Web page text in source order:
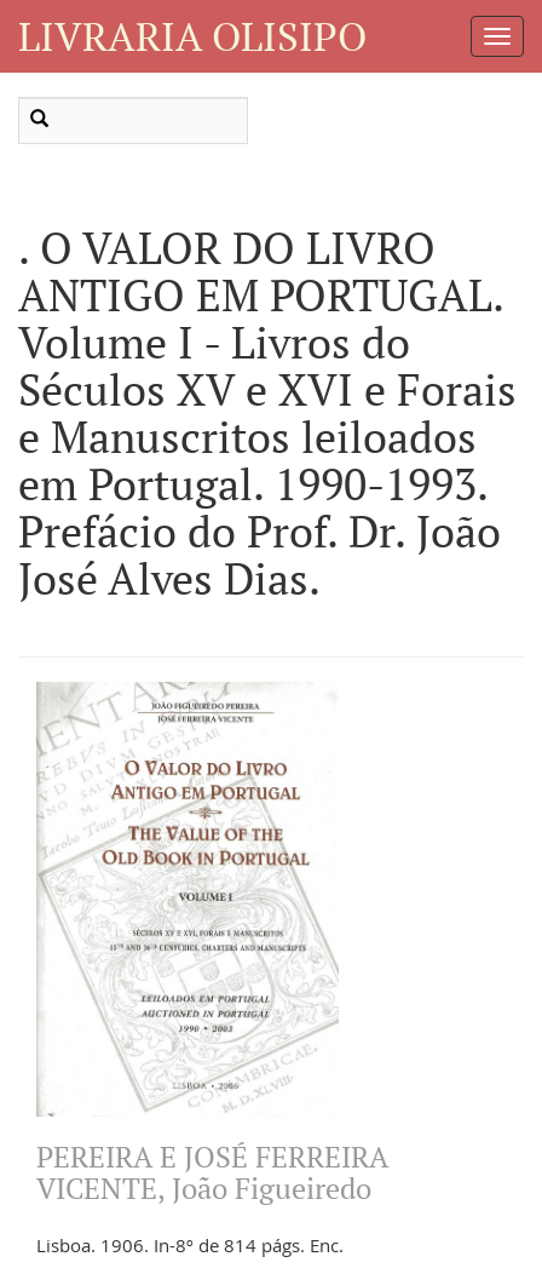
LIVRARIA OLISIPO
. O VALOR DO LIVRO
ANTIGO EM PORTUGAL.
Volume I - Livros do
Séculos XV e XVI e Forais
e Manuscritos leiloados
em Portugal. 1990-1993.
Prefácio do Prof. Dr. João
José Alves Dias.
PEREIRA E JOSÉ FERREIRA
VICENTE, João Figueiredo
Lisboa. 1906. In-8º de 814 págs. Enc.